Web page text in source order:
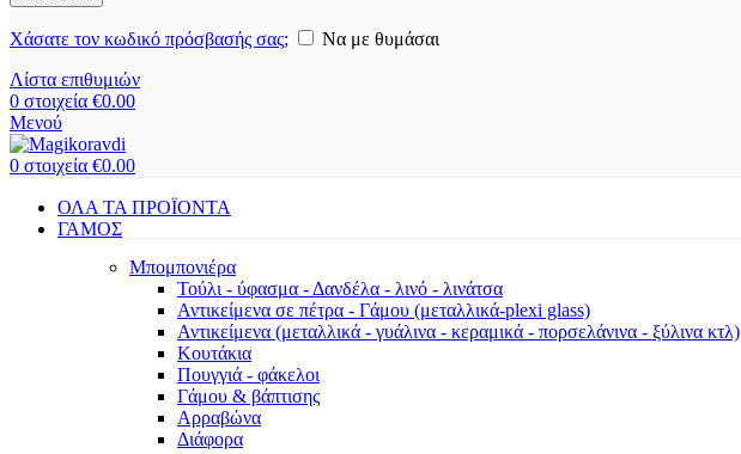
Χάσατε τον κωδικό πρόσβασής σας;
Να με θυμάσαι
Λίστα επιθυμιών
0 στοιχεία €0.00
Μενού
0 στοιχεία €0.00
ΟΛΑ ΤΑ ΠΡΟΪΟΝΤΑ
ΓΑΜΟΣ
Μπομπονιέρα
Τούλι - ύφασμα - Δανδέλα - λινό - λινάτσα
Αντικείμενα σε πέτρα - Γάμου (μεταλλικά-plexi glass)
Αντικείμενα (μεταλλικά - γυάλινα - κεραμικά - πορσελάνινα - ξύλινα κτλ)
Κουτάκια
Πουγγιά - φάκελοι
Γάμου & βάπτισης
Αρραβώνα
Διάφορα